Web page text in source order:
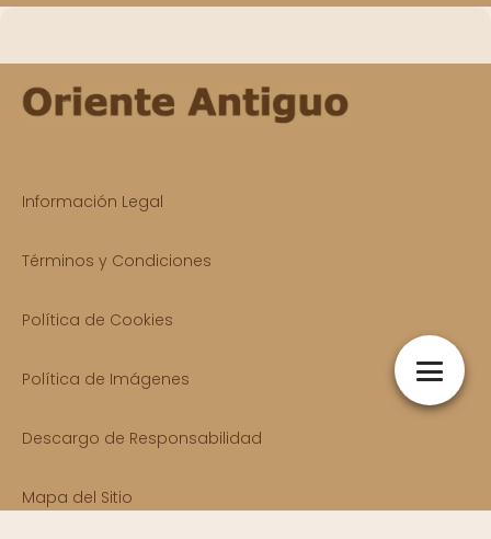
Información Legal
Términos y Condiciones
Política de Cookies
Política de Imágenes
Descargo de Responsabilidad
Mapa del Sitio